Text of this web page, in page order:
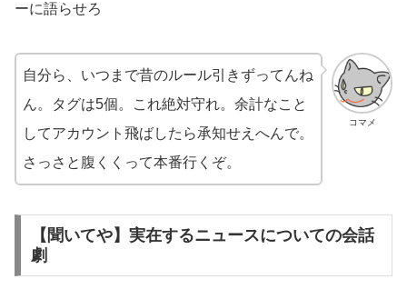
ーに語らせろ
コマメ
自分ら、いつまで昔のルール引きずってんね
ん。タグは5個。これ絶対守れ。余計なこと
してアカウント飛ばしたら承知せえへんで。
さっさと腹くくって本番行くぞ。
【聞いてや】実在するニュースについての会話
劇